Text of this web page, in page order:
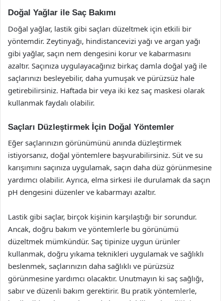
Doğal Yağlar ile Saç Bakımı
Doğal yağlar, lastik gibi saçları düzeltmek için etkili bir
yöntemdir. Zeytinyağı, hindistancevizi yağı ve argan yağı
gibi yağlar, saçın nem dengesini korur ve kabarmasını
azaltır. Saçınıza uygulayacağınız birkaç damla doğal yağ ile
saçlarınızı besleyebilir, daha yumuşak ve pürüzsüz hale
getirebilirsiniz. Haftada bir veya iki kez saç maskesi olarak
kullanmak faydalı olabilir.
Saçları Düzleştirmek İçin Doğal Yöntemler
Eğer saçlarınızın görünümünü anında düzleştirmek
istiyorsanız, doğal yöntemlere başvurabilirsiniz. Süt ve su
karışımını saçınıza uygulamak, saçın daha düz görünmesine
yardımcı olabilir. Ayrıca, elma sirkesi ile durulamak da saçın
pH dengesini düzenler ve kabarmayı azaltır.
Lastik gibi saçlar, birçok kişinin karşılaştığı bir sorundur.
Ancak, doğru bakım ve yöntemlerle bu görünümü
düzeltmek mümkündür. Saç tipinize uygun ürünler
kullanmak, doğru yıkama teknikleri uygulamak ve sağlıklı
beslenmek, saçlarınızın daha sağlıklı ve pürüzsüz
görünmesine yardımcı olacaktır. Unutmayın ki saç sağlığı,
sabır ve düzenli bakım gerektirir. Bu pratik yöntemlerle,